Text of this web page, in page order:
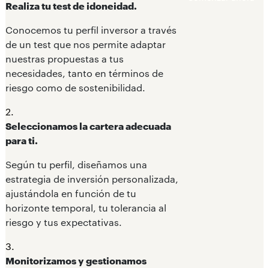
Realiza tu test de idoneidad.
Conocemos tu perfil inversor a través
de un test que nos permite adaptar
nuestras propuestas a tus
necesidades, tanto en términos de
riesgo como de sostenibilidad.
2.
Seleccionamos la cartera adecuada
para ti.
Según tu perfil, diseñamos una
estrategia de inversión personalizada,
ajustándola en función de tu
horizonte temporal, tu tolerancia al
riesgo y tus expectativas.
3.
Monitorizamos y gestionamos